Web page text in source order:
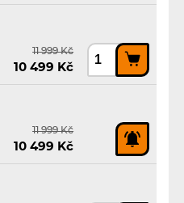
11 999 Kč
10 499 Kč
11 999 Kč
10 499 Kč